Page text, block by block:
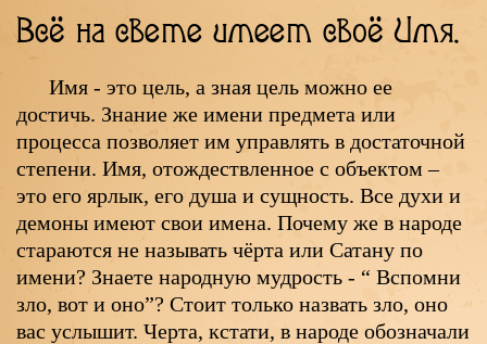
Всё на свете имеет своё Имя.
Имя - это цель, а зная цель можно ее
достичь. Знание же имени предмета или
процесса позволяет им управлять в достаточной
степени. Имя, отождествленное с объектом –
это его ярлык, его душа и сущность. Все духи и
демоны имеют свои имена. Почему же в народе
стараются не называть чёрта или Сатану по
имени? Знаете народную мудрость - “ Вспомни
зло, вот и оно”? Стоит только назвать зло, оно
вас услышит. Черта, кстати, в народе обозначали